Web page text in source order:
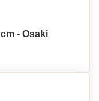
- Osaki